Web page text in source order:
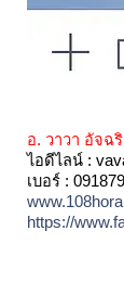
อ. วาวา อัจฉ
ไอดีไลน์ :
เบอร์ :
https://